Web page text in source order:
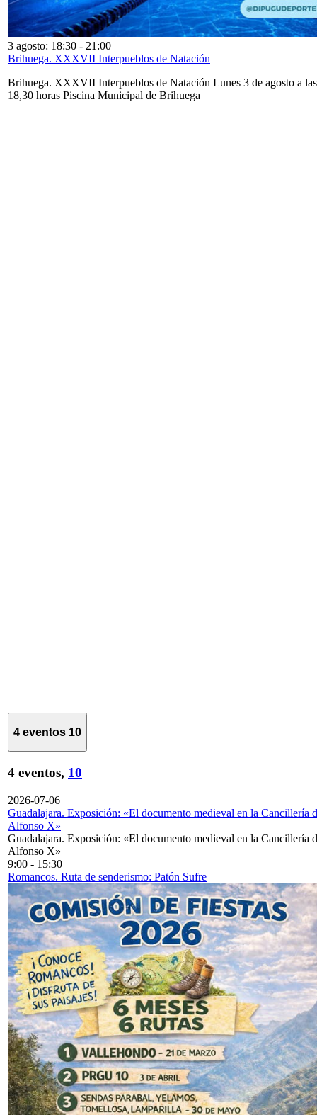
3 agosto: 18:30 - 21:00
Brihuega. XXXVII Interpueblos de Natación
Brihuega. XXXVII Interpueblos de Natación Lunes 3 de agosto a las
18,30 horas Piscina Municipal de Brihuega
4 eventos 10
4 eventos, 10
2026-07-06
Guadalajara. Exposición: «El documento medieval en la Cancillería
Alfonso X»
Guadalajara. Exposición: «El documento medieval en la Cancillería
Alfonso X»
9:00 - 15:30
Romancos. Ruta de senderismo: Patón Sufre